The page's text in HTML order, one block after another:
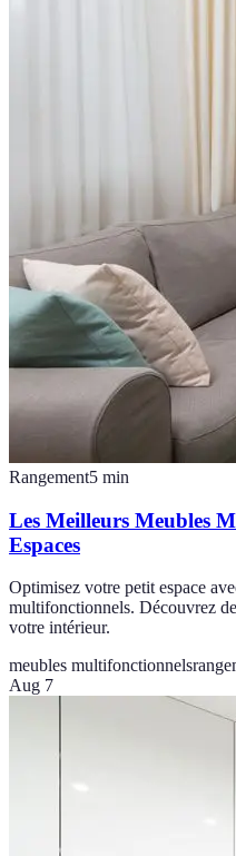
Rangement5 min
Les Meilleurs Meubles
Espaces
Optimisez votre petit espace
multifonctionnels. Découvrez
votre intérieur.
meubles multifonctionnels
Aug 7